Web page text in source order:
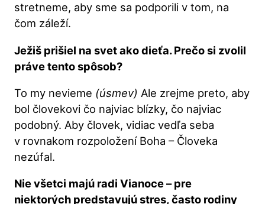
stretneme, aby sme sa podporili v tom, na
čom záleží.
Ježiš prišiel na svet ako dieťa. Prečo si zvolil
práve tento spôsob?
To my nevieme (úsmev) Ale zrejme preto, aby
bol človekovi čo najviac blízky, čo najviac
podobný. Aby človek, vidiac vedľa seba
v rovnakom rozpoložení Boha – Človeka
nezúfal.
Nie všetci majú radi Vianoce – pre
niektorých predstavujú stres, často rodiny